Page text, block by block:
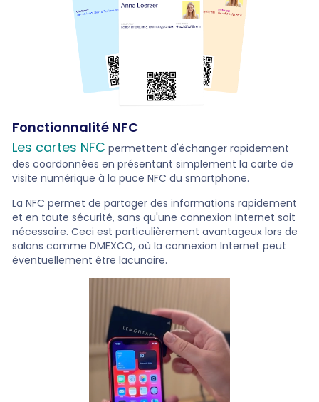
Fonctionnalité NFC
Les cartes NFC permettent d'échanger rapidement
des coordonnées en présentant simplement la carte de
visite numérique à la puce NFC du smartphone.
La NFC permet de partager des informations rapidement
et en toute sécurité, sans qu'une connexion Internet soit
nécessaire. Ceci est particulièrement avantageux lors de
salons comme DMEXCO, où la connexion Internet peut
éventuellement être lacunaire.